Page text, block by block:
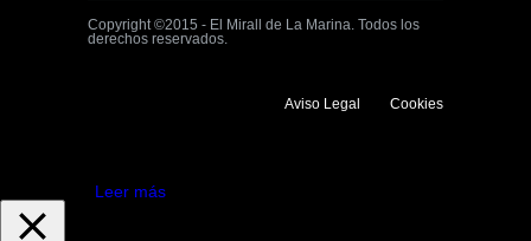
Copyright ©2015 - El Mirall de La Marina. Todos los
derechos reservados.
Aviso Legal Cookies
Leer más